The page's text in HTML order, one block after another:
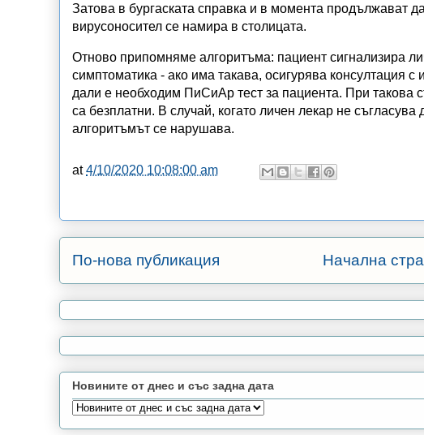
Затова в бургаската справка и в момента продължават
вирусоносител се намира в столицата.
Отново припомняме алгоритъма: пациент сигнализира
симптоматика - ако има такава, осигурява консултация
дали е необходим ПиСиАр тест за пациента. При такова
са безплатни. В случай, когато личен лекар не
алгоритъмът се нарушава.
at4/10/2020 10:08:00 am
По-нова публикация Начална
Новините от днес и със задна дата